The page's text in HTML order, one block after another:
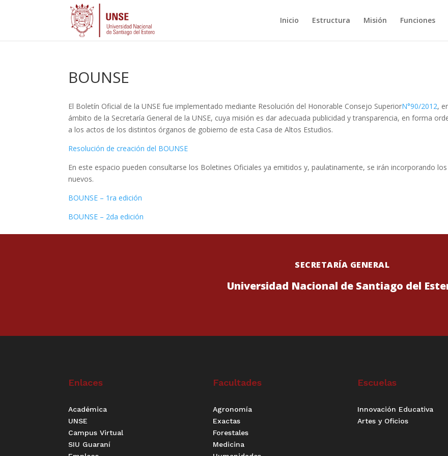
Inicio Estructura Misión Funciones
BOUNSE
El Boletín Oficial de la UNSE fue implementado mediante Resolución del Honorable Consejo SuperiorN°90/2012,
ámbito de la Secretaría General de la UNSE, cuya misión es dar adecuada publicidad y transparencia, en forma
a los actos de los distintos órganos de gobierno de esta Casa de Altos Estudios.
Resolución de creación del BOUNSE
En este espacio pueden consultarse los Boletines Oficiales ya emitidos y, paulatinamente, se irán incorporando los
nuevos.
BOUNSE – 1ra edición
BOUNSE – 2da edición
SECRETARÍA GENERAL
Universidad Nacional de Santiago del
Enlaces
Académica
UNSE
Campus Virtual
SIU Guaraní
Facultades
Agronomía
Exactas
Forestales
Medicina
Escuelas
Innovación Educativa
Artes y Oficios